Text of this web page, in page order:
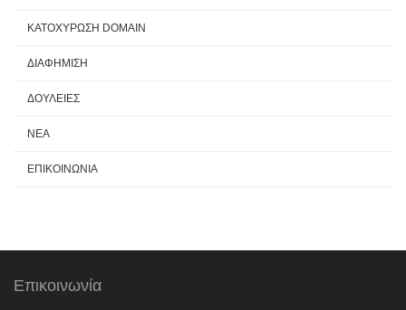
ΚΑΤΟΧΥΡΩΣΗ DOMAIN
ΔΙΑΦΗΜΙΣΗ
ΔΟΥΛΕΙΕΣ
ΝΕΑ
ΕΠΙΚΟΙΝΩΝΙΑ
Επικοινωνία